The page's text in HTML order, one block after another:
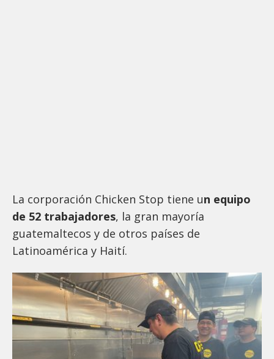
La corporación Chicken Stop tiene un equipo
de 52 trabajadores, la gran mayoría
guatemaltecos y de otros países de
Latinoamérica y Haití.